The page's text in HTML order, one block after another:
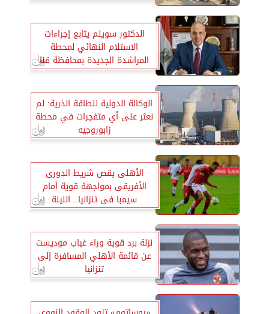
الدكتور سويلم يتابع إجراءات
الاستلام النهائي لمحطة
المراشدة الجديدة بمحافظة قنا
الوكالة الدولية للطاقة الذرية: لم
نعثر على أي متفجرات في محطة
زابوروجيه
الأهلى يقص شريط الدورى
الأفريقى بمواجهة قوية أمام
سيمبا فى تنزانيا.. الليلة
نزلة برد قوية وراء غياب موديست
عن قائمة الأهلي المسافرة إلى
تنزانيا